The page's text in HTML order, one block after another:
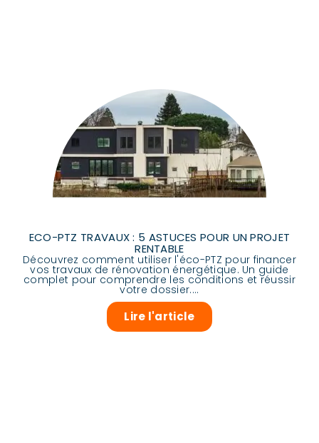
ECO-PTZ TRAVAUX : 5 ASTUCES POUR UN PROJET
RENTABLE
Découvrez comment utiliser l'éco-PTZ pour financer
vos travaux de rénovation énergétique. Un guide
complet pour comprendre les conditions et réussir
votre dossier....
Lire l'article